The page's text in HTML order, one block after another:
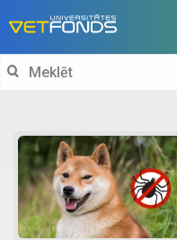
Search